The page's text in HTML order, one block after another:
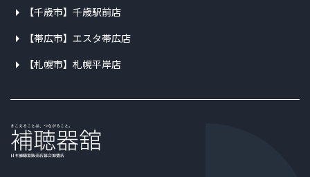
【千歳市】千歳駅前店
【帯広市】エスタ帯広店
【札幌市】札幌平岸店